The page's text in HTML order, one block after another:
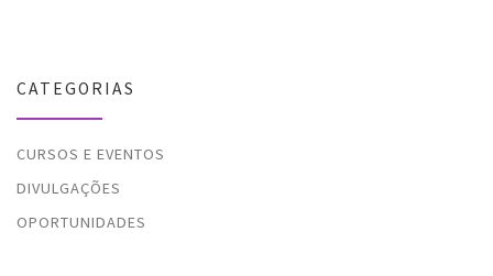
CATEGORIAS
CURSOS E EVENTOS
DIVULGAÇÕES
OPORTUNIDADES